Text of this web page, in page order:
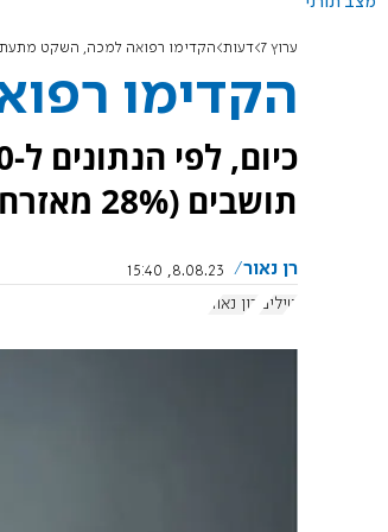
ערוץ 7 דעות הקדימו רפואה למכה, השקט
הקדימו
תושבים (28% מאזרחי ישראל), אין מיגון מפני טילים
רן נאור
8.08.23, 15:40
טילים רון נאור